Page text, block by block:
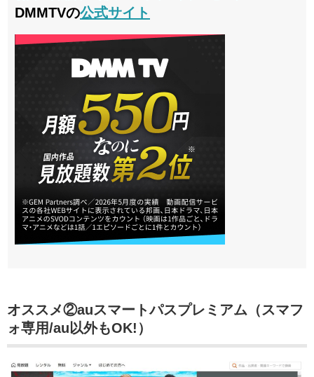
DMMTVの公式サイト
オススメ②auスマートパスプレミアム（スマフ
ォ専用/au以外もOK!）